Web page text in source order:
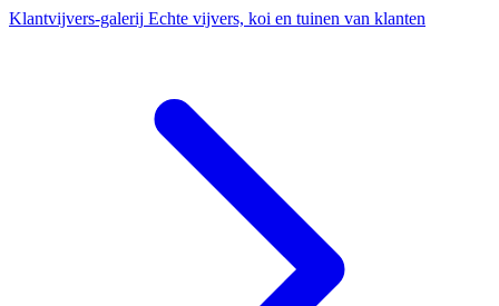
Klantvijvers-galerij Echte vijvers, koi en tuinen van klanten